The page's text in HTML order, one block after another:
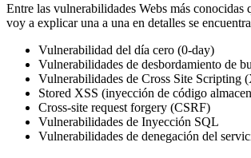
Entre las vulnerabilidades Webs más conocidas
voy a explicar una a una en detalles se
Vulnerabilidad del día cero (0-day)
Vulnerabilidades de desbordamiento de
Vulnerabilidades de Cross Site Scripting
Stored XSS (inyección de código
Cross-site request forgery (CSRF)
Vulnerabilidades de Inyección SQL
Vulnerabilidades de denegación del